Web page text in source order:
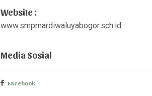
Website :
www.smpmardiwaluyabogor.sch.id
Media Sosial
Facebook